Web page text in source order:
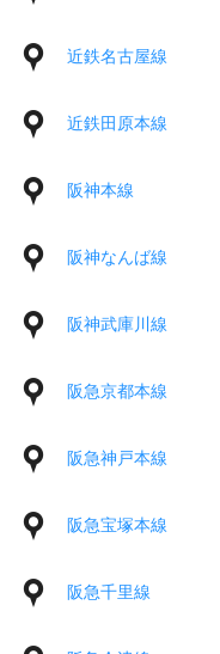
近鉄名古屋線
近鉄田原本線
阪神本線
阪神なんば線
阪神武庫川線
阪急京都本線
阪急神戸本線
阪急宝塚本線
阪急千里線